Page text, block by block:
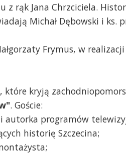
z rąk Jana Chrzciciela.
Michał Dębowski i ks.
Frymus, w
kryją
. Goście:
autorka programów
historię Szczecina;